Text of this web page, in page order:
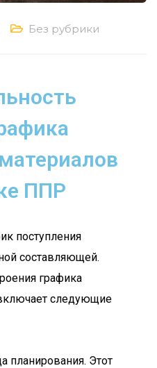
Без рубрики
ППР
поступления
составляющей.
графика
следующие
планирования. Этот